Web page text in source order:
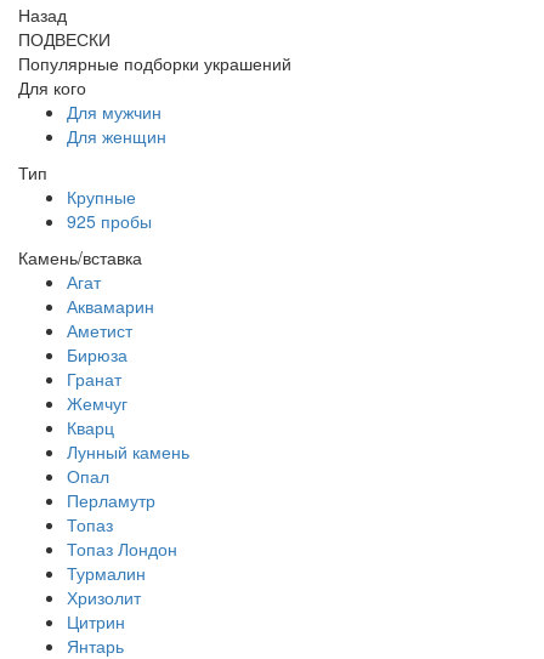
Назад
ПОДВЕСКИ
Популярные подборки украшений
Для кого
Для мужчин
Для женщин
Тип
Крупные
925 пробы
Камень/вставка
Агат
Аквамарин
Аметист
Бирюза
Гранат
Жемчуг
Кварц
Лунный камень
Опал
Перламутр
Топаз
Топаз Лондон
Турмалин
Хризолит
Цитрин
Янтарь